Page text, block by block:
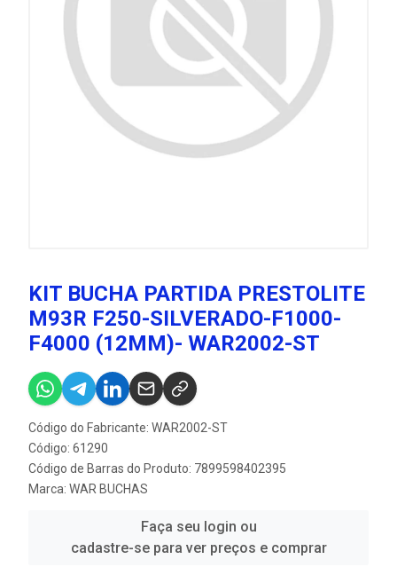
KIT BUCHA PARTIDA PRESTOLITE
M93R F250-SILVERADO-F1000-
F4000 (12MM)- WAR2002-ST
Código do Fabricante: WAR2002-ST
Código: 61290
Código de Barras do Produto: 7899598402395
Marca: WAR BUCHAS
Faça seu login ou
cadastre-se para ver preços e comprar